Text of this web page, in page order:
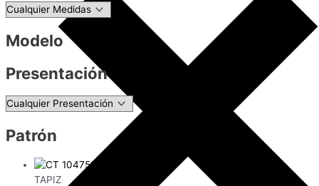
Modelo
Presentación
Patrón
TAPIZ